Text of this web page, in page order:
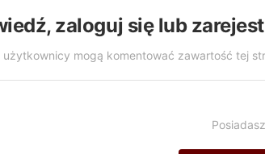
zaloguj się lub
mogą komentować zawartość tej